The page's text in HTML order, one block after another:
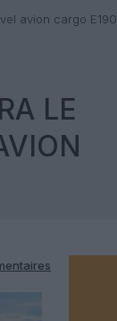
avion cargo
LE